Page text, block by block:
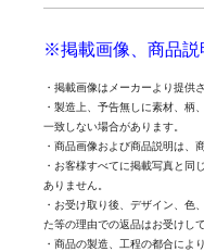
※掲載画像、商品説
・掲載画像はメーカーより提供
・製造上、予告無しに素材、柄
一致しない場合があります。
・商品画像および商品説明は、
・お客様すべてに掲載写真と同
ありません。
・お受け取り後、デザイン、色
た等の理由での返品はお受けし
・商品の製造、工程の都合によ